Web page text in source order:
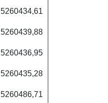
5260434,61
5260439,88
5260436,95
5260435,28
5260486,71